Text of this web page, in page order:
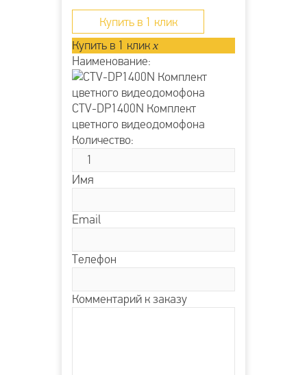
Купить в 1 клик
Купить в 1 клик x
Наименование:
CTV-DP1400N Комплект
цветного видеодомофона
Количество:
Имя
Email
Телефон
Комментарий к заказу